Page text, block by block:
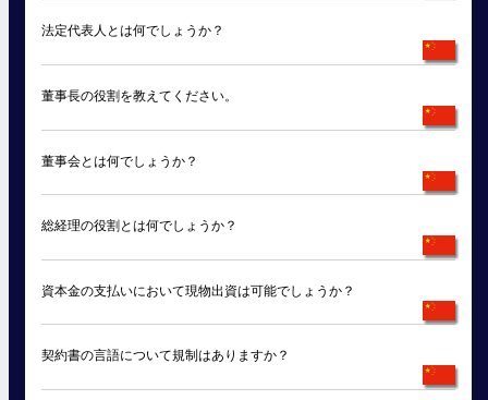
法定代表人とは何でしょうか？
董事長の役割を教えてください。
董事会とは何でしょうか？
総経理の役割とは何でしょうか？
資本金の支払いにおいて現物出資は可能でしょうか？
契約書の言語について規制はありますか？